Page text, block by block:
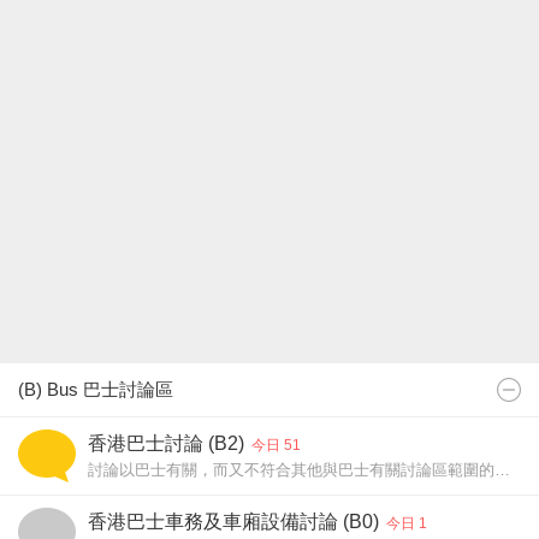
(B) Bus 巴士討論區
香港巴士討論 (B2) 今日 51
討論以巴士有關，而又不符合其他與巴士有關討論區範圍的話題。
香港巴士車務及車廂設備討論 (B0) 今日 1